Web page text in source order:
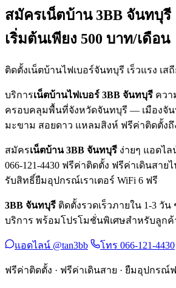
สมัครเน็ตบ้าน 3BB จันทบุรี
เริ่มต้นเพียง 500 บาท/เดือน
ติดตั้งเน็ตบ้านไฟเบอร์จันทบุรี เร็วแรง เส
บริการเน็ตบ้านไฟเบอร์ 3BB จันทบุรี ควา
ครอบคลุมพื้นที่จังหวัดจันทบุรี — เมืองจั
มะขาม สอยดาว แหลมสิงห์ ฟรีค่าติดตั้งถึ
สมัครเน็ตบ้าน 3BB จันทบุรี ง่ายๆ แอดไล
066-121-4430 ฟรีค่าติดตั้ง ฟรีค่าเดินสาย
รับสิทธิ์ยืมอุปกรณ์เราเตอร์ WiFi 6 ฟรี
3BB จันทบุรี ติดตั้งรวดเร็วภายใน 1-3 วั
บริการ พร้อมโปรโมชั่นพิเศษสำหรับลูกค้
แอดไลน์ @tan3bb โทร 066-121-4430
ฟรีค่าติดตั้ง · ฟรีค่าเดินสาย · ยืมอุปกรณ์